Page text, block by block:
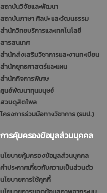
สถาบันวิจัยและพัฒนา
สถาบันภาษา ศิลปะ และวัฒนธรรม
สำนักวิทยบริการและเทคโนโลยี
สารสนเทศ
สำนักส่งเสริมวิชาการและงานทะเบียน
สำนักยุทธศาสตร์และแผน
สำนักกิจการพิเศษ
ศูนย์พัฒนาทุนมนุษย์
สวนดุสิตโพล
โครงการร่วมมือทางวิชาการ (รมป.)
การคุ้มครองข้อมูลส่วนบุคคล
นโยบายคุ้มครองข้อมูลส่วนบุคคล
คำประกาศเกี่ยวกับความเป็นส่วนตัว
นโยบายการใช้คุกกี้